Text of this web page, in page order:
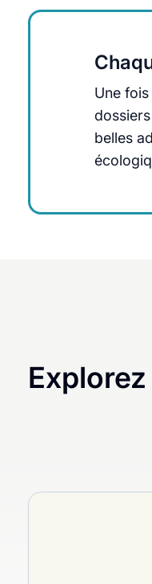
Une
belles
Explorez